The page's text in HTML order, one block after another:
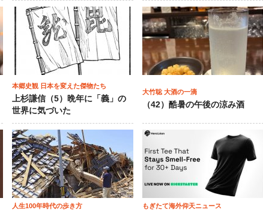
本郷史観 日本を変えた傑物たち
上杉謙信（5）晩年に「義」の
世界に気づいた
大竹聡 大酒の一滴
（42）酷暑の午後の涼み酒
人生100年時代の歩き方 もぎたて海外仰天ニュース